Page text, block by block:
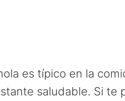
es típico en la
saludable. Si te